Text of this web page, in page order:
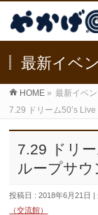
最新イベ
HOME » 最新イベ
7.29 ドリーム50’s
7.29 ドリ
ループサ
投稿日 : 2018年6月21日
（交流館）